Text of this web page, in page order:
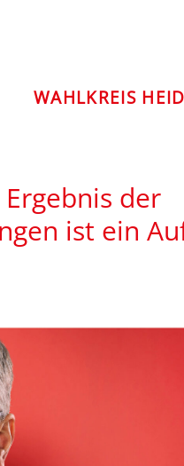
WAHLKREIS
der
ist ein